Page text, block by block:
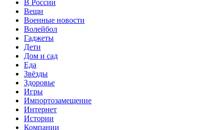
В России
Вещи
Военные новости
Волейбол
Гаджеты
Дети
Дом и сад
Еда
Звёзды
Здоровье
Игры
Импортозамещение
Интернет
Истории
Компании